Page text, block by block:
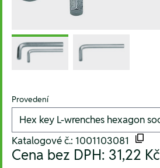
Provedení
Katalogové č.: 1001103081
Cena bez DPH: 31,22 Kč